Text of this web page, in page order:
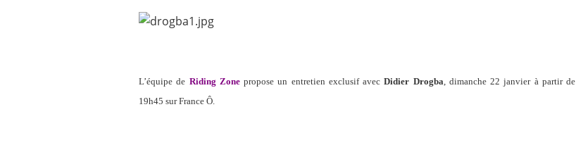
L’équipe de Riding Zonepropose un entretien exclusif avecDidier Drogba, dimanche 22 janvier à partir de
19h45 sur France Ô.